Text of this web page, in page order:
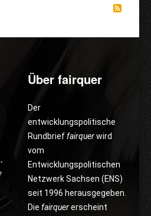
Über fairquer
Der
entwicklungspolitische
Rundbrieffairquerwird
vom
Entwicklungspolitischen
Netzwerk Sachsen (ENS)
seit 1996 herausgegeben.
Die fairquererscheint